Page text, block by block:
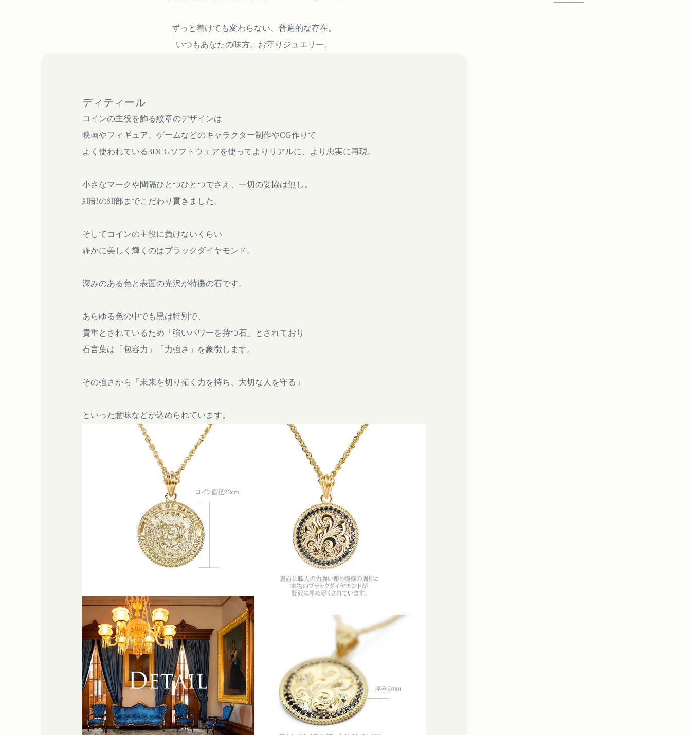
ずっと着けても変わらない、普遍的な存在。
いつもあなたの味方。お守りジュエリー。
ディティール
コインの主役を飾る紋章のデザインは
映画やフィギュア、ゲームなどのキャラクター制作やCG作りで
よく使われている3DCGソフトウェアを使ってよりリアルに、より忠実に再現。
小さなマークや間隔ひとつひとつでさえ、一切の妥協は無し。
細部の細部までこだわり貫きました。
そしてコインの主役に負けないくらい
静かに美しく輝くのはブラックダイヤモンド。
深みのある色と表面の光沢が特徴の石です。
あらゆる色の中でも黒は特別で、
貴重とされているため「強いパワーを持つ石」とされており
石言葉は「包容力」「力強さ」を象徴します。
その強さから「未来を切り拓く力を持ち、大切な人を守る」
といった意味などが込められています。